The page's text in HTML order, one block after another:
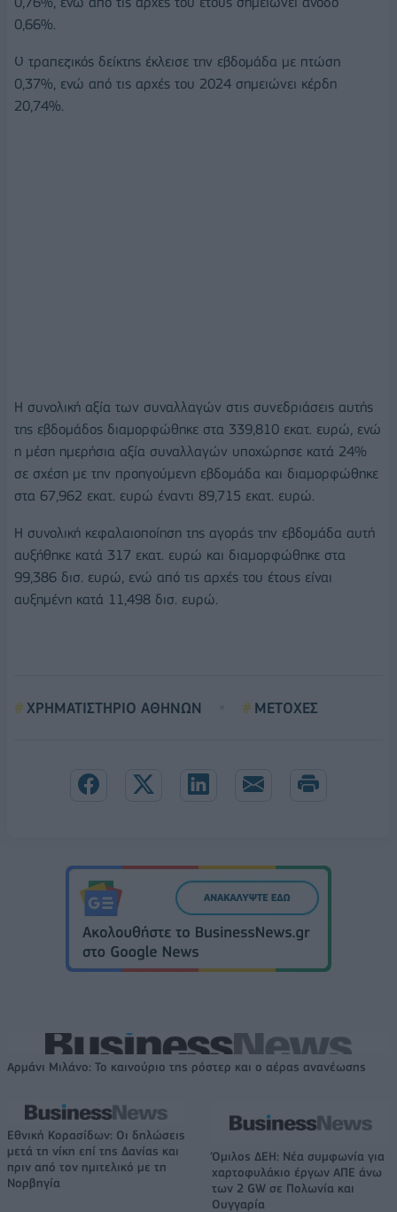
0,66%.
Ο τραπεζικός δείκτης έκλεισε την εβδομάδα με πτώση
0,37%, ενώ από τις αρχές του 2024 σημειώνει κέρδη
20,74%.
Η συνολική αξία των συναλλαγών στις συνεδριάσεις αυτής
της εβδομάδος διαμορφώθηκε στα 339,810 εκατ. ευρώ, ενώ
η μέση ημερήσια αξία συναλλαγών υποχώρησε κατά 24%
σε σχέση με την προηγούμενη εβδομάδα και διαμορφώθηκε
στα 67,962 εκατ. ευρώ έναντι 89,715 εκατ. ευρώ.
Η συνολική κεφαλαιοποίηση της αγοράς την εβδομάδα αυτή
αυξήθηκε κατά 317 εκατ. ευρώ και διαμορφώθηκε στα
99,386 δισ. ευρώ, ενώ από τις αρχές του έτους είναι
αυξημένη κατά 11,498 δισ. ευρώ.
ΧΡΗΜΑΤΙΣΤΗΡΙΟ ΑΘΗΝΩΝ ΜΕΤΟΧΕΣ
Αρμάνι Μιλάνο: Το καινούριο της ρόστερ και ο αέρας ανανέωσης
Εθνική Κορασίδων: Οι δηλώσεις
μετά τη νίκη επί της Δανίας και
πριν από τον ημιτελικό με τη
Νορβηγία
Όμιλος ΔΕΗ: Νέα συμφωνία για
χαρτοφυλάκιο έργων ΑΠΕ άνω
των 2 GW σε Πολωνία και
Ουγγαρία